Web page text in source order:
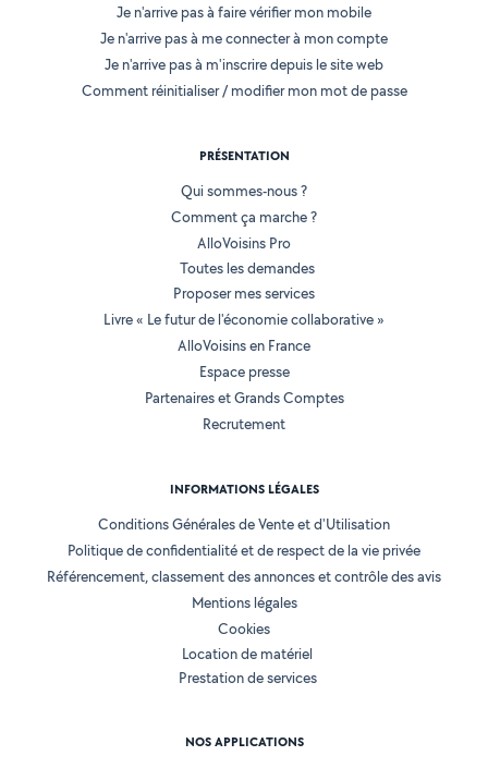
Je n'arrive pas à faire vérifier mon mobile
Je n'arrive pas à me connecter à mon compte
Je n'arrive pas à m'inscrire depuis le site web
Comment réinitialiser / modifier mon mot de passe
PRÉSENTATION
Qui sommes-nous ?
Comment ça marche ?
AlloVoisins Pro
Toutes les demandes
Proposer mes services
Livre « Le futur de l'économie collaborative »
AlloVoisins en France
Espace presse
Partenaires et Grands Comptes
Recrutement
INFORMATIONS LÉGALES
Conditions Générales de Vente et d'Utilisation
Politique de confidentialité et de respect de la vie privée
Référencement, classement des annonces et contrôle des avis
Mentions légales
Cookies
Location de matériel
Prestation de services
NOS APPLICATIONS